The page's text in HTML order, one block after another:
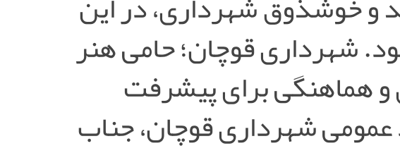
شهرداری قوچان؛ حامی هنر
هماهنگی برای پیشرفت
شهرداری قوچان، جناب